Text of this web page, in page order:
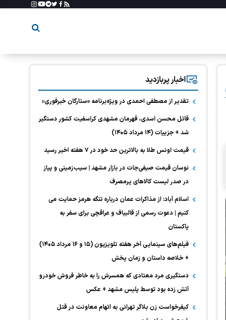
اخبار پربازدید
تقدیر از مصطفی احمدی در ویژه‌برنامه «ستارگان خبرفوری»
قاتل محسن اسدی، قهرمان مشهدی کراسفیت کشور دستگیر
شد + جزییات (۱۴ مرداد ۱۴۰۵)
قیمت اونس طلا به بالاترین حد خود در ۷ هفته اخیر رسید
نوسان قیمت صیفی‌جات در بازار مشهد | سیب‌زمینی و پیاز
در صدر لیست کالا‌های پرمصرف
اسلام آباد: از مذاکرات عمان درباره تنگه هرمز حمایت می
کنیم | دعوت رسمی از قالیباف و عراقچی برای سفر به
پاکستان
فیلم‌های سینمایی آخر هفته تلویزیون (۱۵ و ۱۶ مرداد ۱۴۰۵)
+ خلاصه داستان و زمان پخش
دستگیری مرد معتادی که همسرش را به خاطر فروش خودرو
آتش زده بود توسط پلیس مشهد + عکس
کیفرخواست زن بلاگر تهرانی به اتهام معاونت در قتل